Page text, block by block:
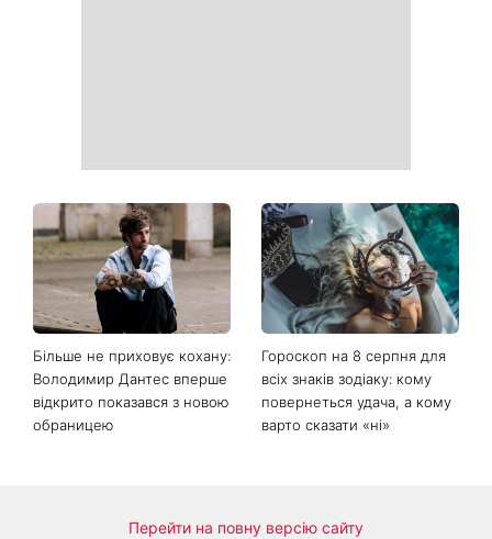
Більше не приховує кохану:
Володимир Дантес вперше
відкрито показався з новою
обраницею
Гороскоп на 8 серпня для
всіх знаків зодіаку: кому
повернеться удача, а кому
варто сказати «ні»
Перейти на повну версію сайту